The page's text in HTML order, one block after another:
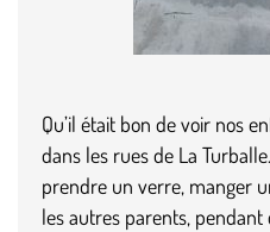
Qu’il était bon de voir nos
dans les rues de La
prendre un verre, manger
les autres parents,